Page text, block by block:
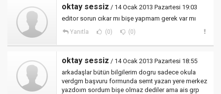
oktay sessiz / 14 Ocak 2013 Pazartesi 19:03
editor sorun cıkar mı bişe yapmam gerek var mı
Yanıtla (0) (0)
oktay sessiz / 14 Ocak 2013 Pazartesi 18:55
arkadaşlar bütün bilgilerim dogru sadece okula
verdgm başvuru formunda semt yazan yere merkez
yazdoım sordum bişe olmaz dediler ama ais grp